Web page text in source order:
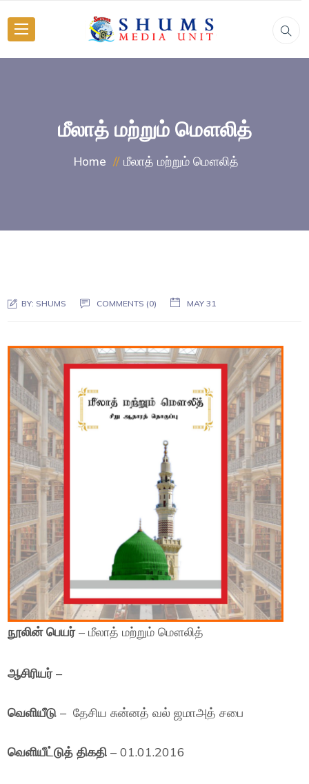
மீலாத் மற்றும் மௌலித்
Home மீலாத் மற்றும் மௌலித்
BY: SHUMS COMMENTS (0) MAY 31
நூலின் பெயர்– மீலாத் மற்றும் மௌலித்
ஆசிரியர்–
வெளியீடு – தேசிய சுன்னத் வல் ஜமாஅத் சபை
வெளியீட்டுத் திகதி – 01.01.2016